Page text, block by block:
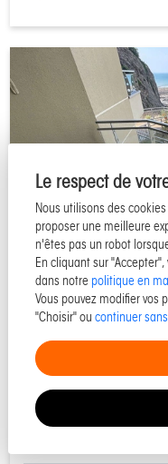
Le respect de
Nous utilisons des
proposer une meilleure
n'êtes pas un robot
En cliquant sur
dans notre politique en
Vous pouvez modifier vos
"Choisir" ou continuer
50400
Appartement
proximité plage -
49 m² 3